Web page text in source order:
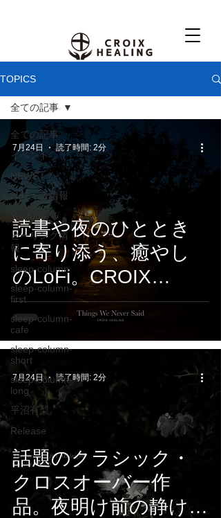
TOPICS
全ての記事
イベント
NEWS
リリース情報
ヒーリング情
報
sleep-column
sleep-column-
first
sleep-column-
cafe
sleep-column-
short
sleep-column-
long
平沼有梨
Release
全ての記事
読書や夜のひととき
に寄り添う、癒やし
のLoFi。CROIX
HEALING『Things
We Never Said』7月
24日配信開始
7月24日 読了時間: 2分
話題のクラシック・
クロスオーバー作
品。夜明け前の静けさ
7月24日 読了時間: 2分